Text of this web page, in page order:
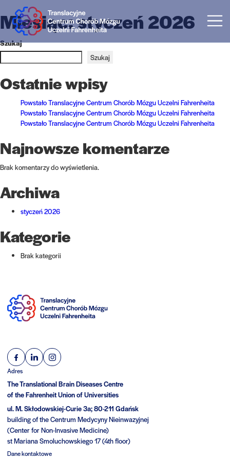
Miesiąc:styczeń 2026
Szukaj
Szukaj
Ostatnie wpisy
Powstało Translacyjne Centrum Chorób Mózgu Uczelni Fahrenheita
Powstało Translacyjne Centrum Chorób Mózgu Uczelni Fahrenheita
Powstało Translacyjne Centrum Chorób Mózgu Uczelni Fahrenheita
Najnowsze komentarze
Brak komentarzy do wyświetlenia.
Archiwa
styczeń 2026
Kategorie
Brak kategorii
Adres
The Translational Brain Diseases Centre
of the Fahrenheit Union of Universities
ul. M. Skłodowskiej-Curie 3a; 80-211 Gdańsk
building of the Centrum Medycyny Nieinwazyjnej
(Center for Non-Invasive Medicine)
st Mariana Smoluchowskiego 17 (4th floor)
Dane kontaktowe